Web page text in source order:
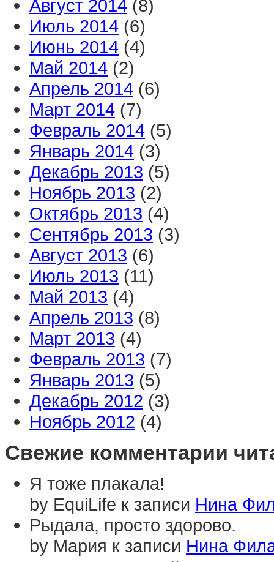
Август 2014 (8)
Июль 2014 (6)
Июнь 2014 (4)
Май 2014 (2)
Апрель 2014 (6)
Март 2014 (7)
Февраль 2014 (5)
Январь 2014 (3)
Декабрь 2013 (5)
Ноябрь 2013 (2)
Октябрь 2013 (4)
Сентябрь 2013 (3)
Август 2013 (6)
Июль 2013 (11)
Май 2013 (4)
Апрель 2013 (8)
Март 2013 (4)
Февраль 2013 (7)
Январь 2013 (5)
Декабрь 2012 (3)
Ноябрь 2012 (4)
Свежие комментарии
Я тоже плакала!
by EquiLife к записи Нина
Рыдала, просто здорово.
by Мария к записи Нина